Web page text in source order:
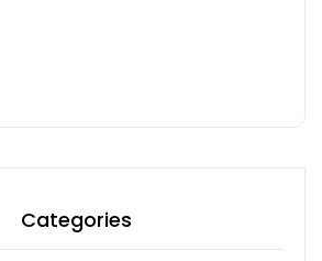
Categories